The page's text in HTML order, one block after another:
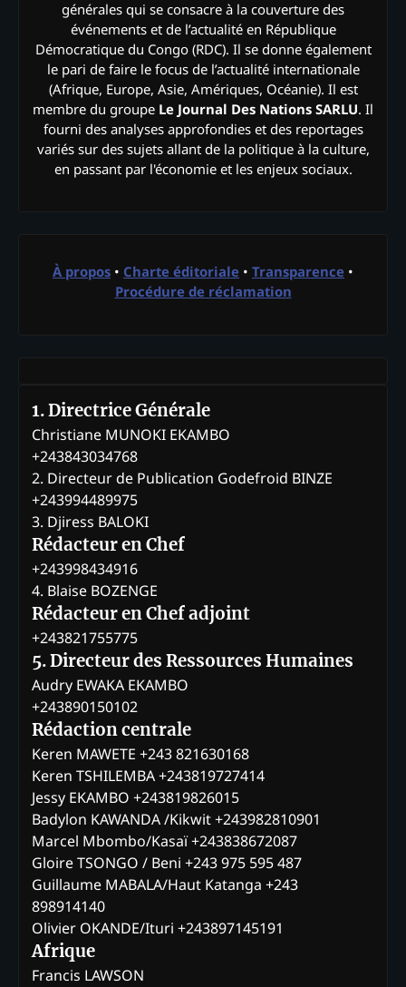
générales qui se consacre à la couverture des
événements et de l’actualité en République
Démocratique du Congo (RDC). Il se donne également
le pari de faire le focus de l’actualité internationale
(Afrique, Europe, Asie, Amériques, Océanie). Il est
membre du groupe Le Journal Des Nations SARLU. Il
fourni des analyses approfondies et des reportages
variés sur des sujets allant de la politique à la culture,
en passant par l'économie et les enjeux sociaux.
À propos • Charte éditoriale • Transparence •
Procédure de réclamation
1. Directrice Générale
Christiane MUNOKI EKAMBO
+243843034768
2. Directeur de Publication Godefroid BINZE
+243994489975
3. Djiress BALOKI
Rédacteur en Chef
+243998434916
4. Blaise BOZENGE
Rédacteur en Chef adjoint
+243821755775
5. Directeur des Ressources Humaines
Audry EWAKA EKAMBO
+243890150102
Rédaction centrale
Keren MAWETE +243 821630168
Keren TSHILEMBA +243819727414
Jessy EKAMBO +243819826015
Badylon KAWANDA /Kikwit +243982810901
Marcel Mbombo/Kasaï +243838672087
Gloire TSONGO / Beni +243 975 595 487
Guillaume MABALA/Haut Katanga +243
898914140
Olivier OKANDE/Ituri +243897145191
Afrique
Francis LAWSON